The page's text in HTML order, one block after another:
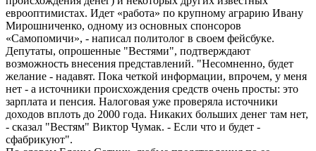
еврооптимистах. Идет «работа» по крупному аграрию Ивану
Мирошниченко, одному из основных спонсоров
«Самопомичи», - написал политолог в своем фейсбуке.
Депутаты, опрошенные "Вестями", подтверждают
возможность внесения представлений. "Несомненно, будет
желание - надавят. Пока четкой информации, впрочем, у меня
нет - а источники происхождения средств очень просты: это
зарплата и пенсия. Налоговая уже проверяла источники
доходов вплоть до 2000 года. Никаких больших денег там нет,
- сказал "Вестям" Виктор Чумак. - Если что и будет -
сфабрикуют".